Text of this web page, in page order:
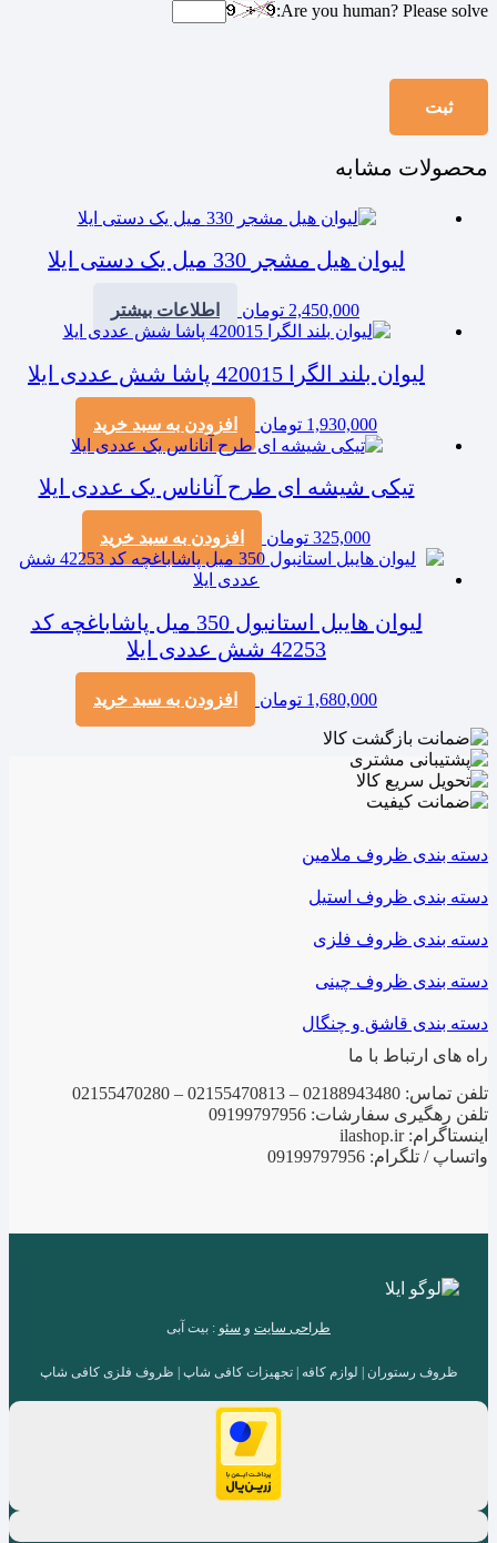
Are you human? Please solve:
محصولات مشابه
لیوان هیل مشجر 330 میل یک دستی ایلا
2,450,000 تومان اطلاعات بیشتر
لیوان بلند الگرا 420015 پاشا شش عددی ایلا
1,930,000 تومان افزودن به سبد خرید
تیکی شیشه ای طرح آناناس یک عددی ایلا
325,000 تومان افزودن به سبد خرید
لیوان هایبل استانبول 350 میل پاشاباغچه کد
42253 شش عددی ایلا
1,680,000 تومان افزودن به سبد خرید
دسته بندی ظروف ملامین
دسته بندی ظروف استیل
دسته بندی ظروف فلزی
دسته بندی ظروف چینی
دسته بندی قاشق و چنگال
راه های ارتباط با ما
تلفن تماس: 02188943480 – 02155470813 – 02155470280
تلفن رهگیری سفارشات: 09199797956
اینستاگرام: ilashop.ir
واتساپ / تلگرام: 09199797956
طراحی سایت و سئو : بیت آبی
ظروف رستوران | لوازم کافه | تجهیزات کافی شاپ | ظروف فلزی کافی شاپ